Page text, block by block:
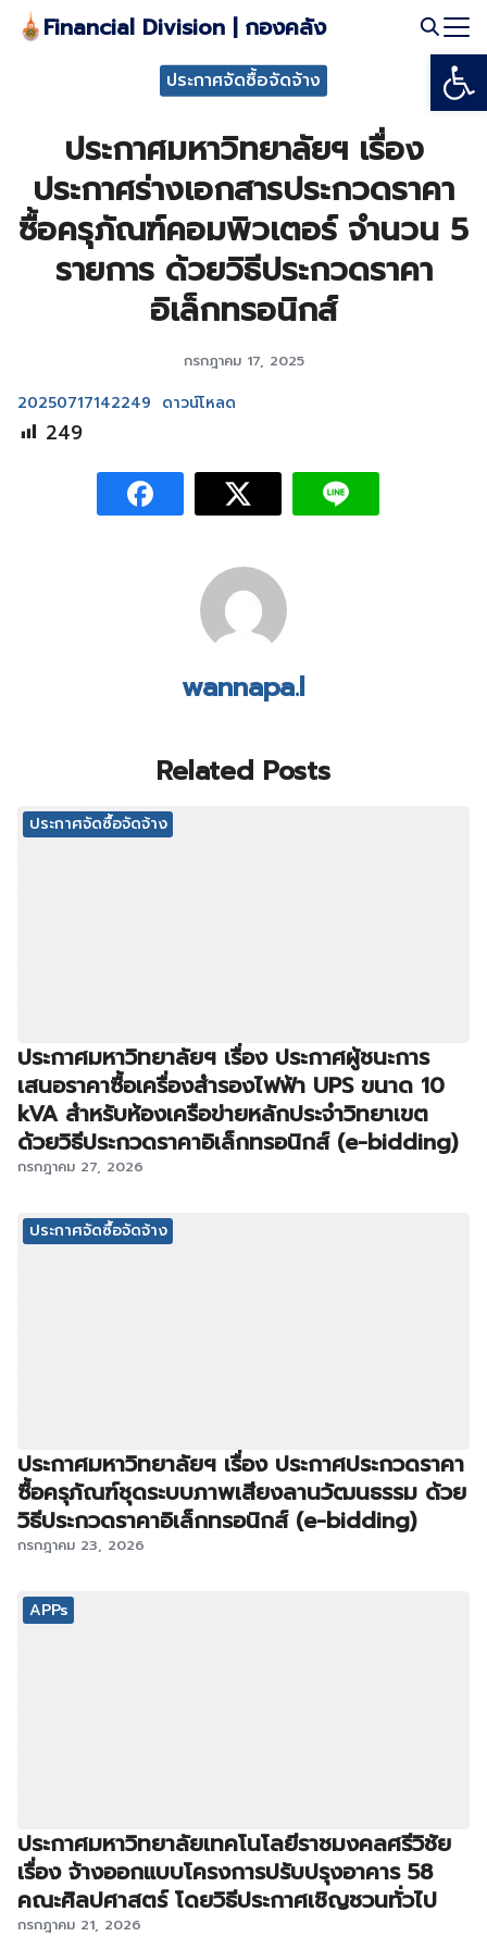
Skip Financial Division | กองคลัง
ประกาศจัดซื้อจัดจ้าง
ประกาศมหาวิทยาลัยฯ เรื่อง
ประกาศร่างเอกสารประกวดราคา
ซื้อครุภัณฑ์คอมพิวเตอร์ จำนวน 5
รายการ ด้วยวิธีประกวดราคา
อิเล็กทรอนิกส์
กรกฎาคม 17, 2025
20250717142249 ดาวน์โหลด
249
wannapa.l
Related Posts
ประกาศจัดซื้อจัดจ้าง
ประกาศมหาวิทยาลัยฯ เรื่อง ประกาศผู้ชนะการ
เสนอราคาซื้อเครื่องสำรองไฟฟ้า UPS ขนาด 10
kVA สำหรับห้องเครือข่ายหลักประจำวิทยาเขต
ด้วยวิธีประกวดราคาอิเล็กทรอนิกส์ (e-bidding)
กรกฎาคม 27, 2026
ประกาศจัดซื้อจัดจ้าง
ประกาศมหาวิทยาลัยฯ เรื่อง ประกาศประกวดราคา
ซื้อครุภัณฑ์ชุดระบบภาพเสียงลานวัฒนธรรม ด้วย
วิธีประกวดราคาอิเล็กทรอนิกส์ (e-bidding)
กรกฎาคม 23, 2026
APPs
ประกาศมหาวิทยาลัยเทคโนโลยีราชมงคลศรีวิชัย
เรื่อง จ้างออกแบบโครงการปรับปรุงอาคาร 58
คณะศิลปศาสตร์ โดยวิธีประกาศเชิญชวนทั่วไป
กรกฎาคม 21, 2026